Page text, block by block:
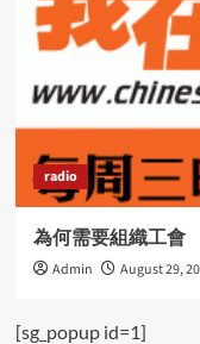
radio
為何需要組織工會
Admin August 29,
[sg_popup id=1]